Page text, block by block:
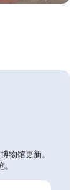
物馆更新。